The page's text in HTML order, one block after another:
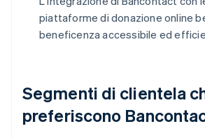
piattaforme di donazione online
beneficenza accessibile ed
Segmenti di clientela
preferiscono